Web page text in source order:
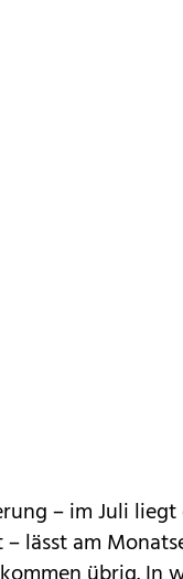
– im Juli
lässt am